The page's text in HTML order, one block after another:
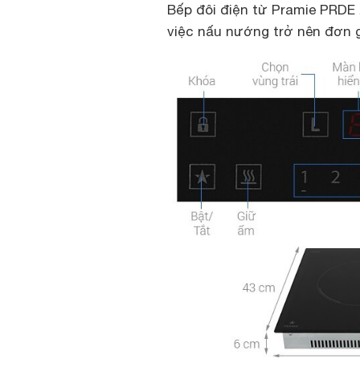
Bếp đôi điện từ Pramie
việc nấu nướng trở nên đơn